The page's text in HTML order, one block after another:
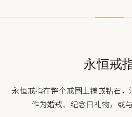
永恒戒
永恒戒指在整个戒圈上镶嵌钻石，
作为婚戒、纪念日礼物，或